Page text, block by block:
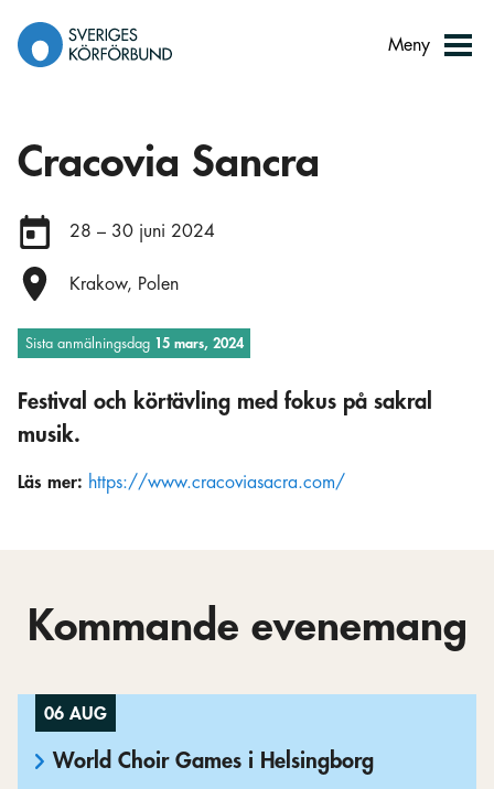
innehåll
Meny
Cracovia Sancra
Datum:
28 – 30 juni 2024
Plats:
Krakow, Polen
Sista anmälningsdag 15 mars, 2024
Festival och körtävling med fokus på sakral
musik.
Läs mer: https://www.cracoviasacra.com/
Kommande evenemang
06 AUG
World Choir Games i Helsingborg